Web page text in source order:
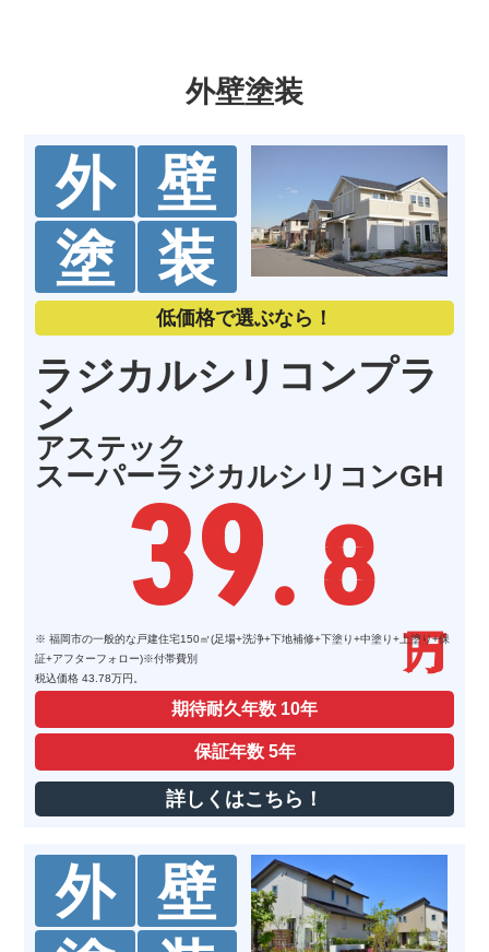
てます。宜しくお願い致します。
11 months ago
丁寧な対応有難うござ
いました！
村上正江
4 years ago
けんたけんた
4 years ago
4 years ago
素早い対応と素晴らし
い仕事をして頂きました。
仲西光基
4 years ago
親切な対応で気持ちの
良い仕事ができました。
今後のご活躍応援してます。
gdgdgeb
4 years ago
対応が早く親切だった
ため、また機会あればお願いしたいで
す。
亜美
去年、屋根の雨漏りの
工事を依頼しました。仕事も丁寧、元
気がいい職人さんがいて好印象でし
た。またお願いします。
外壁塗装
外
壁
塗
装
低価格で選ぶなら！
ラジカルシリコンプラ
ン
アステック
スーパーラジカルシリコンGH
39. 8
※ 福岡市の一般的な戸建住宅150㎡(足場+洗浄+下地補修+下塗り+中塗り+上塗り+保
証+アフターフォロー)※付帯費別
税込価格 43.78万円。
期待耐久年数 10年
保証年数5年
詳しくはこちら！
外
壁